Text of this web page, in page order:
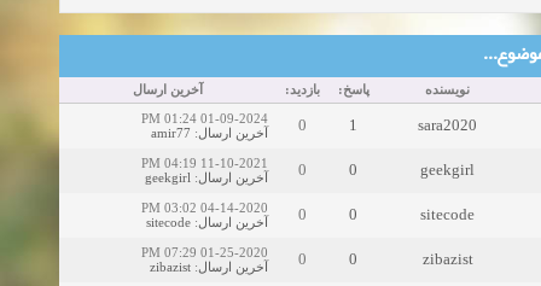
نویسنده پاسخ: بازدید: آخرین ارسال
sara2020
1
0
01-09-2024 01:24 PM
آخرین ارسال:
amir77
geekgirl
0
0
11-10-2021 04:19 PM
آخرین ارسال:
geekgirl
sitecode
0
0
04-14-2020 03:02 PM
آخرین ارسال:
sitecode
zibazist
0
0
01-25-2020 07:29 PM
آخرین ارسال:
zibazist